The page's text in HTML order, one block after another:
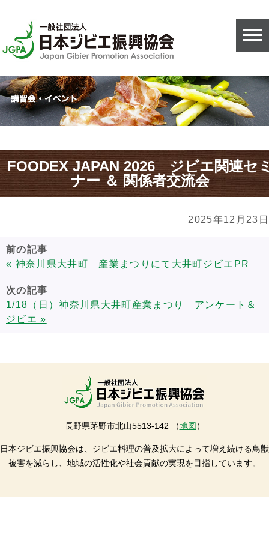
FOODEX JAPAN 2026 ジビエ関連セ
ナー ＆ 関係者交流会
2025年12月23日
前の記事
« 神奈川県大井町 産業まつりにて大井町ジビエPR
次の記事
1/18（日）神奈川県大井町産業まつり アンケート＆
ジビエ »
長野県茅野市北山5513-142 （地図 ）
日本ジビエ振興協会は、ジビエ料理の普及拡大によって増え続ける鳥獣
被害を減らし、地域の活性化や社会貢献の実現を目指しています。